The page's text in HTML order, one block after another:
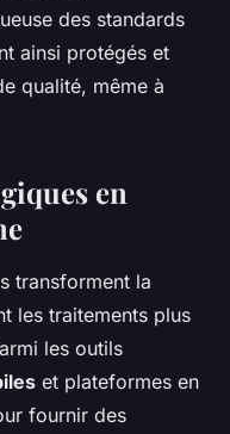
des standards
ainsi protégés et
qualité, même à
en
transforment la
les traitements plus
les outils
et plateformes en
fournir des